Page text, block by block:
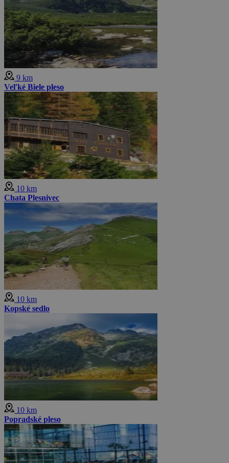
9 km
Veľké Biele pleso
10 km
Chata Plesnivec
10 km
Kopské sedlo
10 km
Popradské pleso